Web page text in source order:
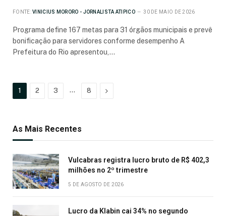
FONTE: VINICIUS MORORO - JORNALISTA ATIPICO 30 DE MAIO DE 2026
Programa define 167 metas para 31 órgãos municipais e prevê
bonificação para servidores conforme desempenho A
Prefeitura do Rio apresentou,…
1 2 3 … 8 Próximo
As Mais Recentes
Vulcabras registra lucro bruto de R$ 402,3
milhões no 2º trimestre
5 DE AGOSTO DE 2026
Lucro da Klabin cai 34% no segundo